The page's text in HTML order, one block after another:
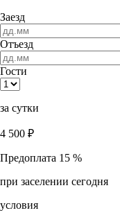
Заезд
Отъезд
Гости
за сутки
4 500 ₽
Предоплата 15 %
при заселении сегодня
условия